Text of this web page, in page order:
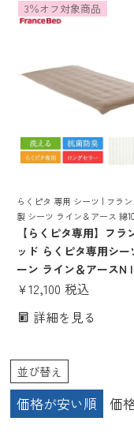
らくピタ 専用 シーツ | フラ
製 シーツ ライン＆アース 綿
ットン おしゃれ らくぴた 抗
える
【らくピタ専用】フラ
ッド らくピタ専用シー
ーン ライン＆アースN | 正規品
フランスベッド製 らく
クピタ 洗える オシャレ
3％オフ対象商品
¥12,100 税込
詳細を見る
並び替え
価格が安い順 価